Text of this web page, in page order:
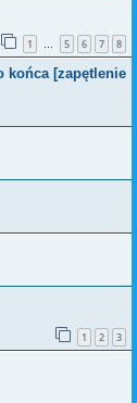
1 … 5 6 7 8
końca [zapętlenie
1 2 3